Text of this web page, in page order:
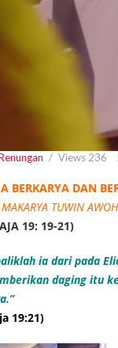
Views 236
BERKARYA DAN
TUWIN
19: 19-21)
ia dari pada
daging itu
19:21)